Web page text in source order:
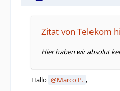
Zitat von Telekom
Hier haben wir absolut
Hallo Marco P. ,